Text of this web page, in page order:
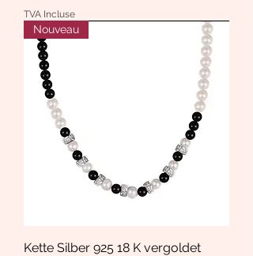
TVA Incluse
Nouveau
Kette Silber 925 18 K vergoldet